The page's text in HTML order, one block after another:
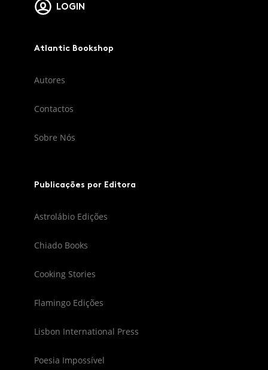
LOGIN
Atlantic Bookshop
Autores
Contactos
Sobre Nós
Publicações por Editora
Astrolábio Edições
Chiado Books
Cooking Stories
Flamingo Edições
Lisbon International Press
Poesia Impossível